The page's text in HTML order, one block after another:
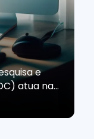
e
atua na